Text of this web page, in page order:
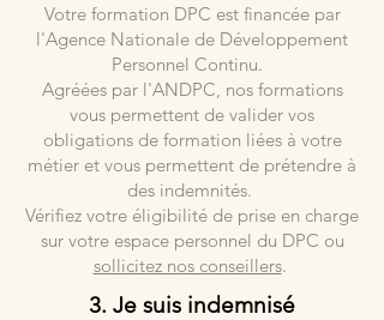
Votre formation DPC est financée par
l'Agence Nationale de Développement
Personnel Continu.
Agréées par l'ANDPC, nos formations
vous permettent de valider vos
obligations de formation liées à votre
métier et vous permettent de prétendre à
des indemnités.
Vérifiez votre éligibilité de prise en charge
sur votre espace personnel du DPC ou
sollicitez nos conseillers.
3. Je suis indemnisé